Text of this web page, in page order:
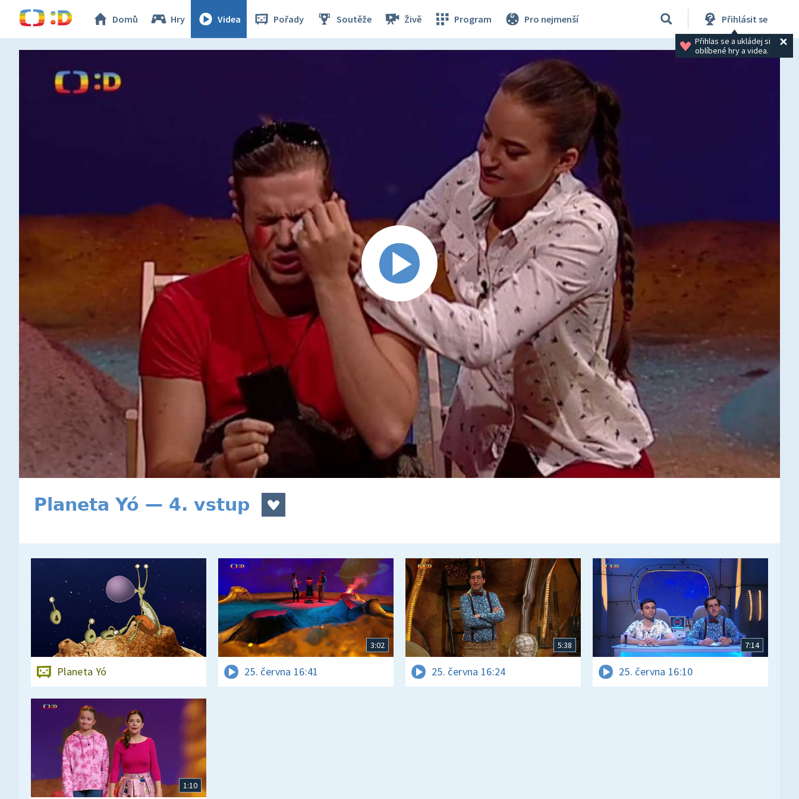
Domů Hry Videa Pořady Soutěže Živě Program Pro nejmenší Přihlásit se
Přihlas se a ukládej si
oblíbené hry a videa.
Planeta Yó — 4. vstup
Planeta Yó
3:02
25. června 16:41
5:38
25. června 16:24
7:14
25. června 16:10
1:10